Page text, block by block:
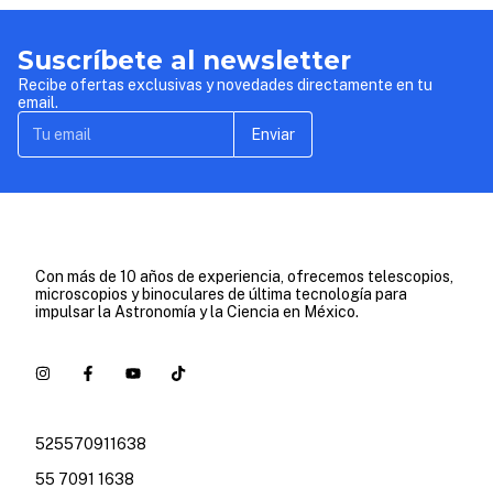
Videos Tutoriales
Suscríbete al newsletter
Recibe ofertas exclusivas y novedades directamente en tu
email.
Enviar
Con más de 10 años de experiencia, ofrecemos telescopios,
microscopios y binoculares de última tecnología para
impulsar la Astronomía y la Ciencia en México.
525570911638
55 7091 1638